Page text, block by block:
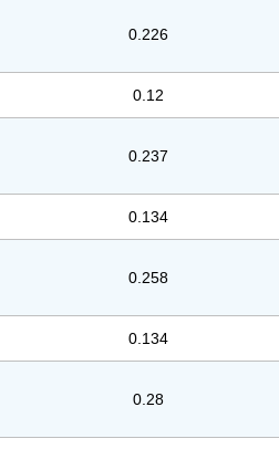
0.226
0.12
0.237
0.134
0.258
0.134
0.28